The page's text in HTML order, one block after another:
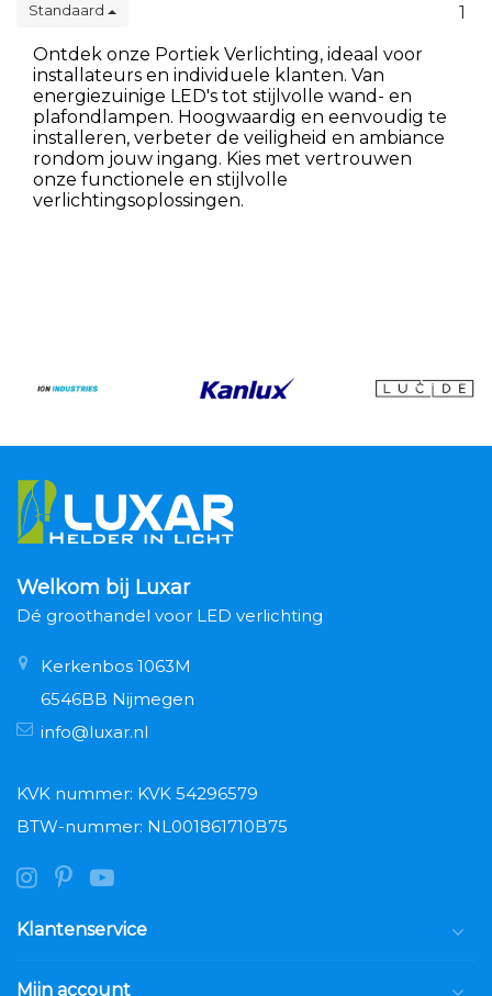
Standaard
1
Ontdek onze Portiek Verlichting, ideaal voor
installateurs en individuele klanten. Van
energiezuinige LED's tot stijlvolle wand- en
plafondlampen. Hoogwaardig en eenvoudig te
installeren, verbeter de veiligheid en ambiance
rondom jouw ingang. Kies met vertrouwen
onze functionele en stijlvolle
verlichtingsoplossingen.
Welkom bij Luxar
Dé groothandel voor LED verlichting
Kerkenbos 1063M
6546BB Nijmegen
info@luxar.nl
KVK nummer: KVK 54296579
BTW-nummer: NL001861710B75
Klantenservice
Mijn account